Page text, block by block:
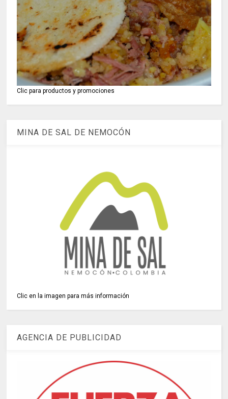
Clic para productos y promociones
MINA DE SAL DE NEMOCÓN
Clic en la imagen para más información
AGENCIA DE PUBLICIDAD